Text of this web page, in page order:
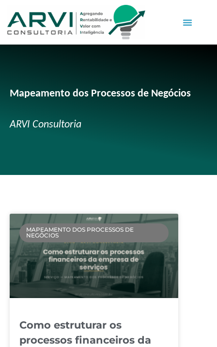
Mapeamento dos Processos de Negócios
ARVI Consultoria
MAPEAMENTO DOS PROCESSOS DE
NEGÓCIOS
Como estruturar os
processos financeiros da